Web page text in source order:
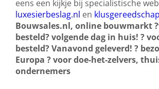
eens een kijkje bij specialistische
luxesierbeslag.nl en
Bouwsales.nl, online bouwmarkt?
besteld? volgende dag in huis! ?
besteld? Vanavond geleverd! ?
Europa ?voor doe-het-zelvers,
ondernemers